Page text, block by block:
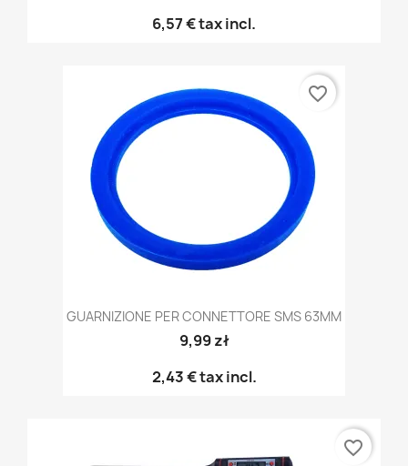
6,57 €tax incl.
GUARNIZIONE PER CONNETTORE SMS 63MM
9,99 zł
2,43 €tax incl.
favorite_border
favorite_border